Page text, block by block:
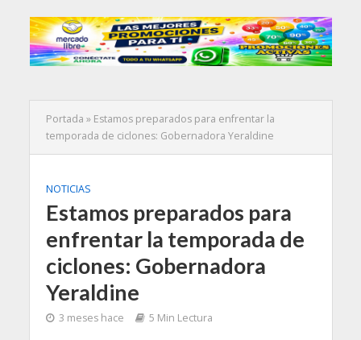
Portada » Estamos preparados para enfrentar la
temporada de ciclones: Gobernadora Yeraldine
NOTICIAS
Estamos preparados para
enfrentar la temporada de
ciclones: Gobernadora
Yeraldine
3 meses hace 5 Min Lectura